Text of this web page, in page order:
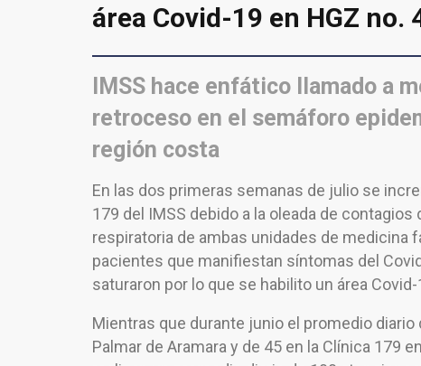
área Covid-19 en HGZ no.
IMSS hace enfático llamado a
retroceso en el semáforo
región costa
En las dos primeras semanas de julio se
179 del IMSS debido a la oleada de
respiratoria de ambas unidades de medicina
pacientes que manifiestan síntomas del
saturaron por lo que se habilito un área
Mientras que durante junio el promedio diario
Palmar de Aramara y de 45 en la Clínica 179